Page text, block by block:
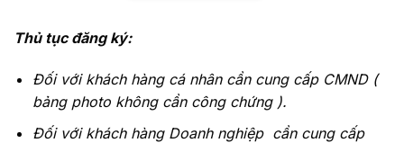
Thủ tục đăng ký:
Đối với khách hàng cá nhân cần cung cấp CMND (
bảng photo không cần công chứng ).
Đối với khách hàng Doanh nghiệp cần cung cấp